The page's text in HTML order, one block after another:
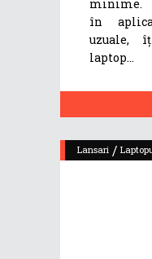
minime.
în
uzuale,
laptop
Lansari /